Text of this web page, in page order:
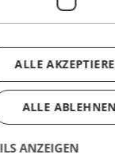
Gold
Antrieb
fach,
ALLE
ALLE ABLEHNEN
ANZEIGEN